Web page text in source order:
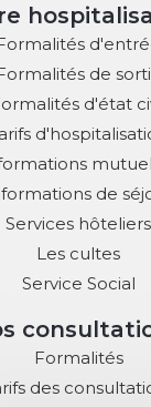
de
d'état
de
Services hôteliers
Les cultes
Service Social
Formalités
des